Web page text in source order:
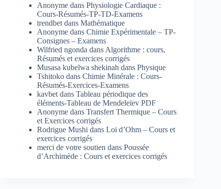
Anonyme dans Physiologie Cardiaque :
Cours-Résumés-TP-TD-Examens
trendbet dans Mathématique
Anonyme dans Chimie Expérimentale – TP-
Consignes – Examens
Wilfried ngonda dans Algorithme : cours,
Résumés et exercices corrigés
Musasa kubelwa shekinah dans Physique
Tshitoko dans Chimie Minérale : Cours-
Résumés-Exercices-Examens
kavbet dans Tableau périodique des
éléments-Tableau de Mendeleïev PDF
Anonyme dans Transfert Thermique – Cours
et Exercices corrigés
Rodrigue Mushi dans Loi d’Ohm – Cours et
exercices corrigés
merci de votre soutien dans Poussée
d’Archimède : Cours et exercices corrigés